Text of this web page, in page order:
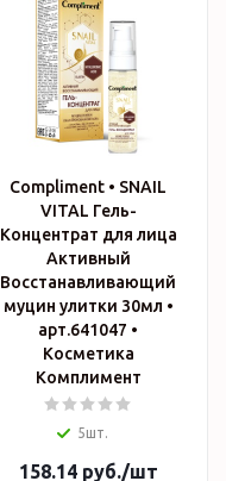
Compliment • SNAIL
VITAL Гель-
Концентрат для лица
Активный
Восстанавливающий
муцин улитки 30мл •
арт.641047 •
Косметика
Комплимент
5шт.
158.14руб./шт